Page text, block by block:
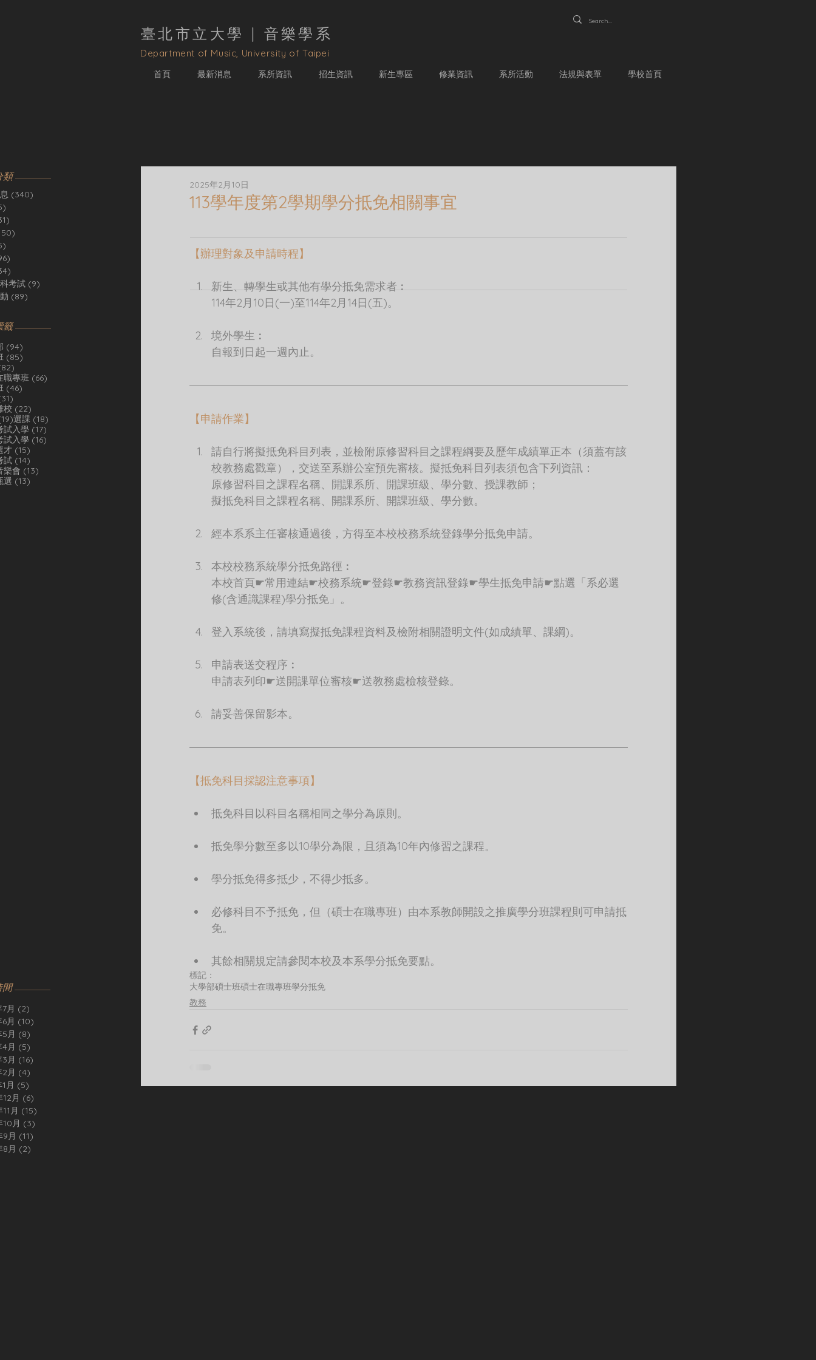
Department of Music, University of Taipei
臺北市立大學 | 音樂學 系
首頁 最新消息 系所資訊 招生資訊 新生專區 修業資訊 系所活動 法規與表單 學校首頁
類
(340)
考試 (9)
(89)
籤
(94)
(85)
職專班 (66)
(46)
校 (22)
19 篇文章
選課 (18)
試入學 (17)
試入學 (16)
才 (15)
試 (14)
樂會 (13)
選 (13)
間
月 (2)
月 (10)
月 (8)
月 (5)
月 (16)
月 (4)
月 (5)
月 (6)
月 (15)
月 (3)
月 (11)
月 (2)
113學年度第2學期學分抵免相關事宜
2025年2月10日
【辦理對象及申請時程】
新生、轉學生或其他有學分抵免需求者︰
114年2月10日(一)至114年2月14日(五)。
境外學生︰
自報到日起一週內止。
【申請作業】
請自行將擬抵免科目列表，並檢附原修習科目之課程綱要及歷年成績單正本（須蓋有該
校教務處戳章），交送至系辦公室預先審核。擬抵免科目列表須包含下列資訊：
原修習科目之課程名稱、開課系所、開課班級、學分數、授課教師；
擬抵免科目之課程名稱、開課系所、開課班級、學分數。
經本系系主任審核通過後，方得至本校校務系統登錄學分抵免申請。
本校校務系統學分抵免路徑︰
本校首頁☛常用連結☛校務系統☛登錄☛教務資訊登錄☛學生抵免申請☛點選「系必選
修(含通識課程)學分抵免」。
登入系統後，請填寫擬抵免課程資料及檢附相關證明文件(如成績單、課綱)。
申請表送交程序︰
申請表列印☛送開課單位審核☛送教務處檢核登錄。
請妥善保留影本。
【抵免科目採認注意事項】
抵免科目以科目名稱相同之學分為原則。
抵免學分數至多以10學分為限，且須為10年內修習之課程。
學分抵免得多抵少，不得少抵多。
必修科目不予抵免，但（碩士在職專班）由本系教師開設之推廣學分班課程則可申請抵
免。
其餘相關規定請參閱本校及本系學分抵免要點。
標記：
大學部碩士班碩士在職專班學分抵免
教務